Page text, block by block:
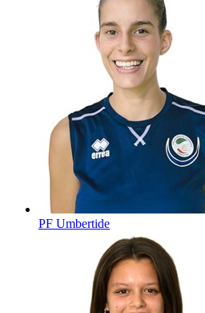
PF Umbertide